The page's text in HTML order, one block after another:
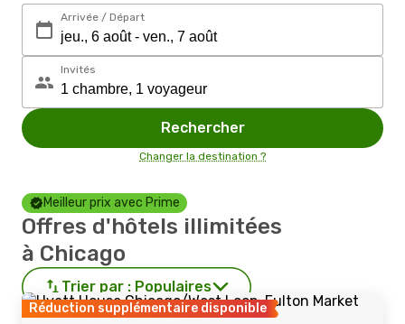
Arrivée / Départ
Invités
Rechercher
Changer la destination ?
Meilleur prix avec Prime
Offres d'hôtels illimitées
à Chicago
Trier par : Populaires
Réduction supplémentaire disponible